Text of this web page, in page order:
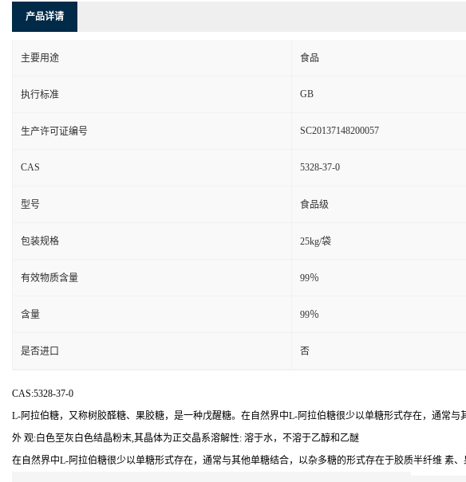
产品详请
主要用途 食品
执行标准 GB
生产许可证编号 SC20137148200057
CAS 5328-37-0
型号 食品级
包装规格 25kg/袋
有效物质含量 99％
含量 99％
是否进口 否
CAS:5328-37-0
L-阿拉伯糖，又称树胶醛糖、果胶糖，是一种戊醒糖。在自然界中L-阿拉伯糖很少以单糖形式存在，通常
外 观:白色至灰白色结晶粉末,其晶体为正交晶系溶解性: 溶于水，不溶于乙醇和乙醚
在自然界中L-阿拉伯糖很少以单糖形式存在，通常与其他单糖结合，以杂多糖的形式存在于胶质半纤维 素